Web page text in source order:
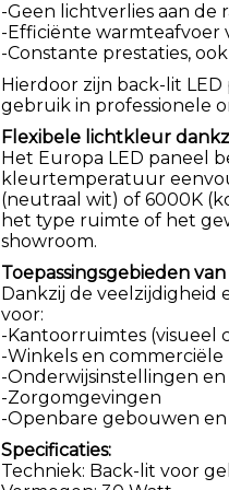
-Geen lichtverlies aan de
-Efficiënte warmteafvoer
-Constante prestaties,
Hierdoor zijn back-lit
gebruik in professionele
Flexibele lichtkleur
Het Europa LED paneel
kleurtemperatuur
(neutraal wit) of 6000K
het type ruimte of het
showroom.
Toepassingsgebieden
Dankzij de veelzijdigheid
voor:
-Kantoorruimtes (visueel
-Winkels en
-Onderwijsinstellingen
-Zorgomgevingen
-Openbare gebouwen
Specificaties:
Techniek: Back-lit voor